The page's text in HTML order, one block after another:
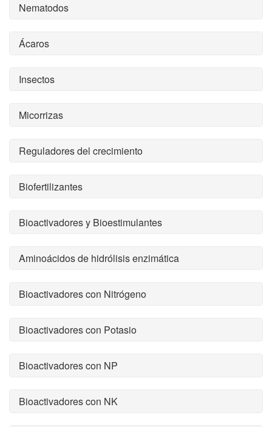
Nematodos
Ácaros
Insectos
Micorrizas
Reguladores del crecimiento
Biofertilizantes
Bioactivadores y Bioestimulantes
Aminoácidos de hidrólisis enzimática
Bioactivadores con Nitrógeno
Bioactivadores con Potasio
Bioactivadores con NP
Bioactivadores con NK